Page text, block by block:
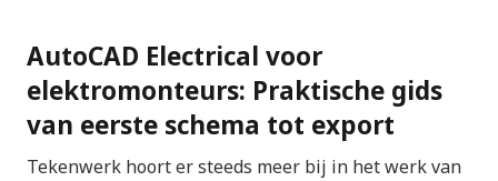
AutoCAD Electrical voor
elektromonteurs: Praktische gids
van eerste schema tot export
Tekenwerk hoort er steeds meer bij in het werk van